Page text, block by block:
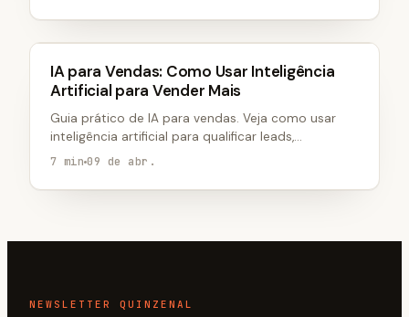
VENDAS
IA para Vendas: Como Usar Inteligência
Artificial para Vender Mais
Guia prático de IA para vendas. Veja como usar
inteligência artificial para qualificar leads,
automatizar follow-up e fechar mais.
7 min09 de abr.
NEWSLETTER QUINZENAL